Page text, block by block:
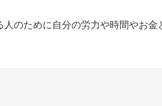
のために自分の労力や時間やお金